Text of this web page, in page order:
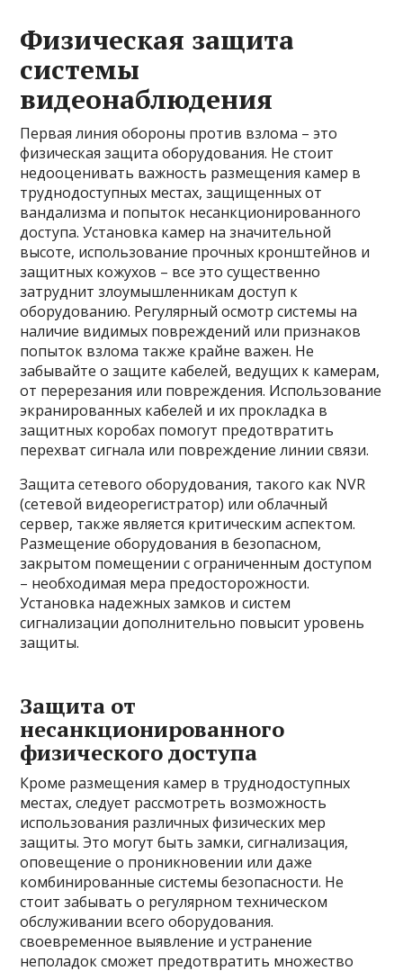
Физическая защита
системы
видеонаблюдения
Первая линия обороны против взлома – это
физическая защита оборудования. Не стоит
недооценивать важность размещения камер в
труднодоступных местах, защищенных от
вандализма и попыток несанкционированного
доступа. Установка камер на значительной
высоте, использование прочных кронштейнов и
защитных кожухов – все это существенно
затруднит злоумышленникам доступ к
оборудованию. Регулярный осмотр системы на
наличие видимых повреждений или признаков
попыток взлома также крайне важен. Не
забывайте о защите кабелей, ведущих к камерам,
от перерезания или повреждения. Использование
экранированных кабелей и их прокладка в
защитных коробах помогут предотвратить
перехват сигнала или повреждение линии связи.
Защита сетевого оборудования, такого как NVR
(сетевой видеорегистратор) или облачный
сервер, также является критическим аспектом.
Размещение оборудования в безопасном,
закрытом помещении с ограниченным доступом
– необходимая мера предосторожности.
Установка надежных замков и систем
сигнализации дополнительно повысит уровень
защиты.
Защита от
несанкционированного
физического доступа
Кроме размещения камер в труднодоступных
местах, следует рассмотреть возможность
использования различных физических мер
защиты. Это могут быть замки, сигнализация,
оповещение о проникновении или даже
комбинированные системы безопасности. Не
стоит забывать о регулярном техническом
обслуживании всего оборудования.
своевременное выявление и устранение
неполадок сможет предотвратить множество